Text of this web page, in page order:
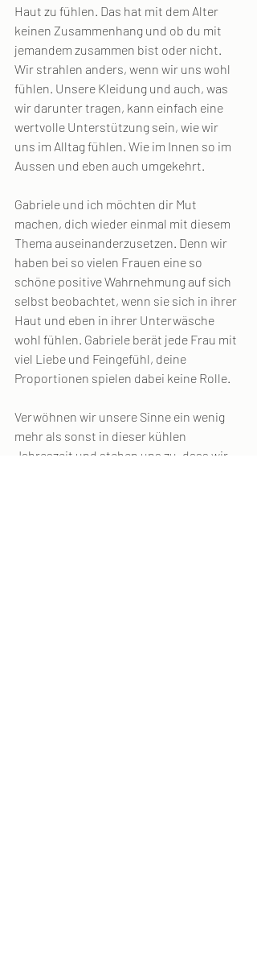
Haut zu fühlen. Das hat mit dem Alter
keinen Zusammenhang und ob du mit
jemandem zusammen bist oder nicht.
Wir strahlen anders, wenn wir uns wohl
fühlen. Unsere Kleidung und auch, was
wir darunter tragen, kann einfach eine
wertvolle Unterstützung sein, wie wir
uns im Alltag fühlen. Wie im Innen so im
Aussen und eben auch umgekehrt.
Gabriele und ich möchten dir Mut
machen, dich wieder einmal mit diesem
Thema auseinanderzusetzen. Denn wir
haben bei so vielen Frauen eine so
schöne positive Wahrnehmung auf sich
selbst beobachtet, wenn sie sich in ihrer
Haut und eben in ihrer Unterwäsche
wohl fühlen. Gabriele berät jede Frau mit
viel Liebe und Feingefühl, deine
Proportionen spielen dabei keine Rolle.
Verwöhnen wir unsere Sinne ein wenig
mehr als sonst in dieser kühlen
Jahreszeit und stehen uns zu, dass wir